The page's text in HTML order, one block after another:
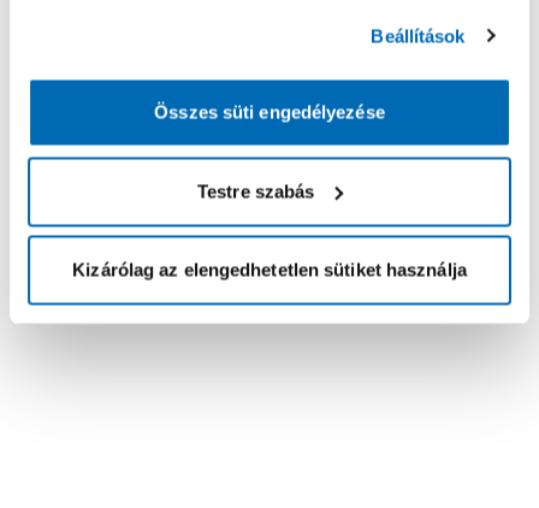
Beállítások
Összes süti engedélyezése
Testre szabás
Kizárólag az elengedhetetlen sütiket használja